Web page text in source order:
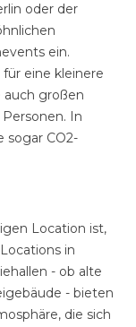
oder der
ein.
eine kleinere
großen
In
sogar CO2-
Location ist,
in
- ob alte
- bieten
die sich